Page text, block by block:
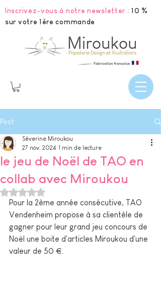
Inscrivez-vous à notre newsletter : 10 %
sur votre 1ère commande
Post
le jeu de Noël de TAO en
collab avec Miroukou
Séverine Miroukou
27 nov. 2024 1 min de lecture
Noté NaN étoiles sur 5.
Pour la 2ème année consécutive, TAO
Vendenheim propose à sa clientèle de
gagner pour leur grand jeu concours de
Noël une boite d'articles Miroukou d'une
valeur de 50 €.